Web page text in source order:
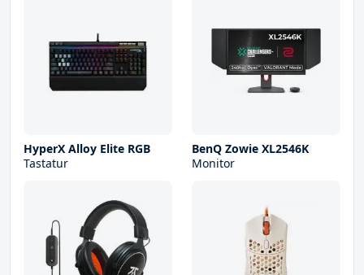
HyperX Alloy Elite RGB
Tastatur
BenQ Zowie XL2546K
Monitor